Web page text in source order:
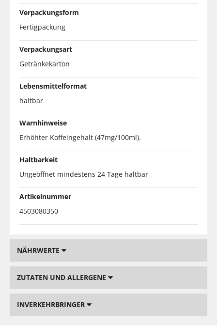
Verpackungsform
Fertigpackung
Verpackungsart
Getränkekarton
Lebensmittelformat
haltbar
Warnhinweise
Erhöhter Koffeingehalt (47mg/100ml).
Haltbarkeit
Ungeöffnet mindestens 24 Tage haltbar
Artikelnummer
4503080350
NÄHRWERTE
ZUTATEN UND ALLERGENE
INVERKEHRBRINGER